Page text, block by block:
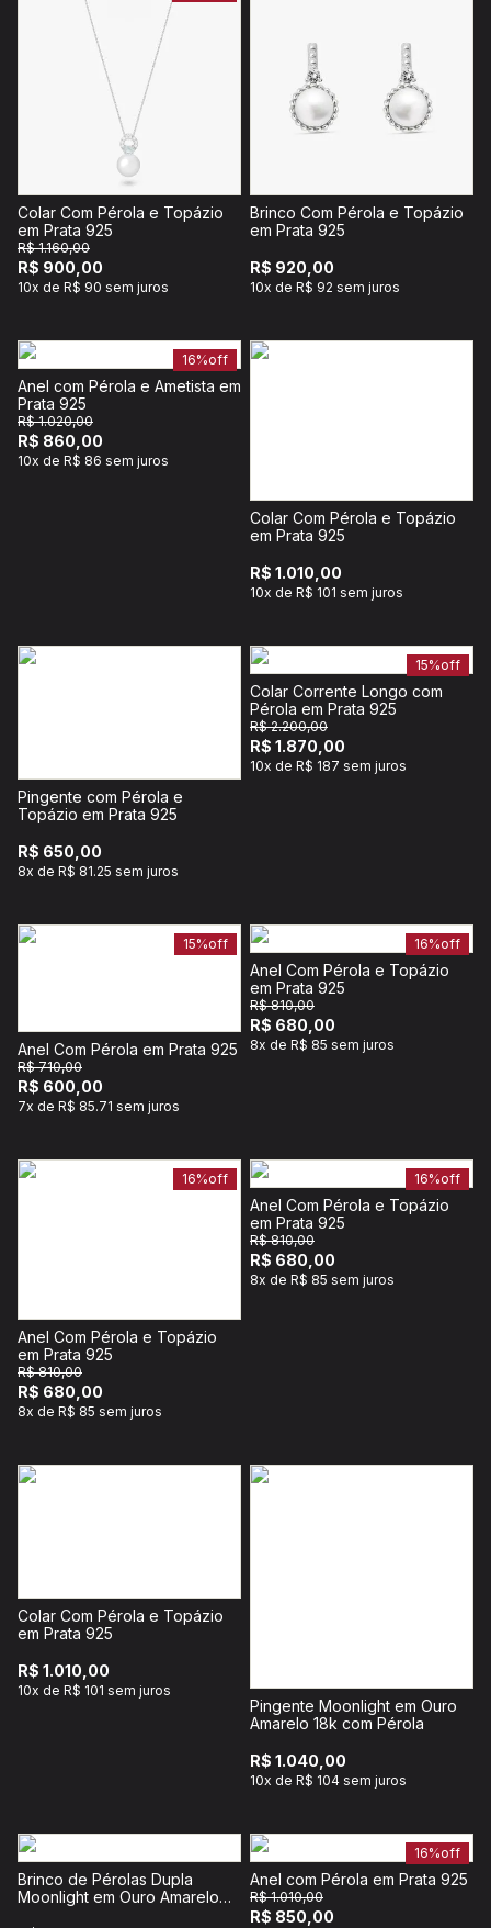
Colar Com Pérola e Topázio
em Prata 925
R$ 1.160,00
R$ 900,00
10x de R$ 90 sem juros
Brinco Com Pérola e Topázio
em Prata 925
R$ 920,00
10x de R$ 92 sem juros
16%off
Anel com Pérola e Ametista em
Prata 925
R$ 1.020,00
R$ 860,00
10x de R$ 86 sem juros
Colar Com Pérola e Topázio
em Prata 925
R$ 1.010,00
10x de R$ 101 sem juros
Pingente com Pérola e
Topázio em Prata 925
R$ 650,00
8x de R$ 81.25 sem juros
15%off
Colar Corrente Longo com
Pérola em Prata 925
R$ 2.200,00
R$ 1.870,00
10x de R$ 187 sem juros
15%off
Anel Com Pérola em Prata 925
R$ 710,00
R$ 600,00
7x de R$ 85.71 sem juros
16%off
Anel Com Pérola e Topázio
em Prata 925
R$ 810,00
R$ 680,00
8x de R$ 85 sem juros
16%off
Anel Com Pérola e Topázio
em Prata 925
R$ 810,00
R$ 680,00
8x de R$ 85 sem juros
16%off
Anel Com Pérola e Topázio
em Prata 925
R$ 810,00
R$ 680,00
8x de R$ 85 sem juros
Colar Com Pérola e Topázio
em Prata 925
R$ 1.010,00
10x de R$ 101 sem juros
Pingente Moonlight em Ouro
Amarelo 18k com Pérola
R$ 1.040,00
10x de R$ 104 sem juros
Brinco de Pérolas Dupla
Moonlight em Ouro Amarelo
16%off
Anel com Pérola em Prata 925
R$ 1.010,00
R$ 850,00